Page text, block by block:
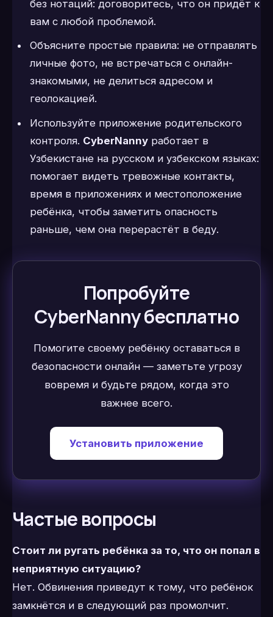
без нотаций: договоритесь, что он придёт к
вам с любой проблемой.
Объясните простые правила: не отправлять
личные фото, не встречаться с онлайн-
знакомыми, не делиться адресом и
геолокацией.
Используйте приложение родительского
контроля. CyberNannyработает в
Узбекистане на русском и узбекском языках:
помогает видеть тревожные контакты,
время в приложениях и местоположение
ребёнка, чтобы заметить опасность
раньше, чем она перерастёт в беду.
Попробуйте
CyberNanny бесплатно
Помогите своему ребёнку оставаться в
безопасности онлайн — заметьте угрозу
вовремя и будьте рядом, когда это
важнее всего.
Установить приложение
Частые вопросы
Стоит ли ругать ребёнка за то, что он попал в
неприятную ситуацию?
Нет. Обвинения приведут к тому, что ребёнок
замкнётся и в следующий раз промолчит.